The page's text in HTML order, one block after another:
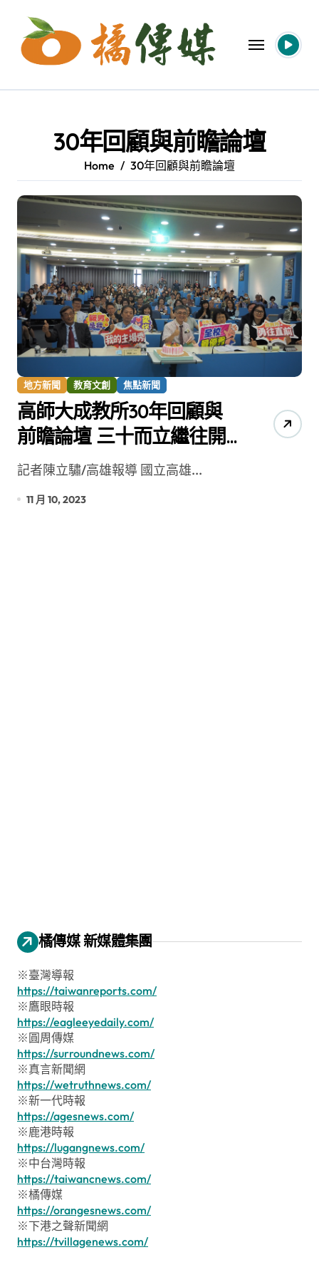
content
30年回顧與前瞻論壇
Home 30年回顧與前瞻論壇
地方新聞 教育文創 焦點新聞
高師大成教所30年回顧與
前瞻論壇 三十而立繼往開
來記者陳立驌/高雄報導 國立高雄...
11 月 10, 2023
橘傳媒 新媒體集團
※臺灣導報
https://taiwanreports.com/
※鷹眼時報
https://eagleeyedaily.com/
※圓周傳媒
https://surroundnews.com/
※真言新聞網
https://wetruthnews.com/
※新一代時報
https://agesnews.com/
※鹿港時報
https://lugangnews.com/
※中台灣時報
https://taiwancnews.com/
※橘傳媒
https://orangesnews.com/
※下港之聲新聞網
https://tvillagenews.com/